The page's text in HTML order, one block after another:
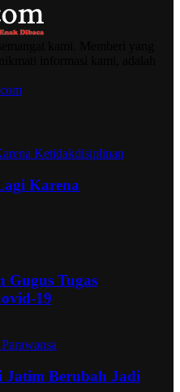
Karena
Gugus Tugas
19
Berubah Jadi